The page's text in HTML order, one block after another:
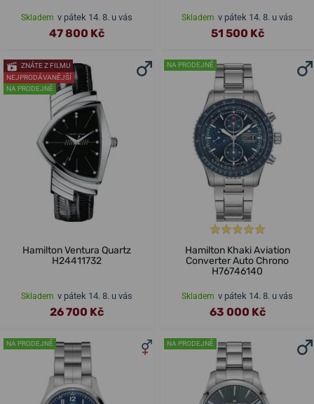
Skladem v pátek 14. 8. u vás
47 800 Kč
Skladem v pátek 14. 8. u vás
51 500 Kč
ZNÁTE Z FILMU
NEJPRODÁVANĚJŠÍ
NA PRODEJNĚ
Hamilton Ventura Quartz
H24411732
Skladem v pátek 14. 8. u vás
26 700 Kč
NA PRODEJNĚ
Hamilton Khaki Aviation
Converter Auto Chrono
H76746140
Skladem v pátek 14. 8. u vás
63 000 Kč
NA PRODEJNĚ NA PRODEJNĚ